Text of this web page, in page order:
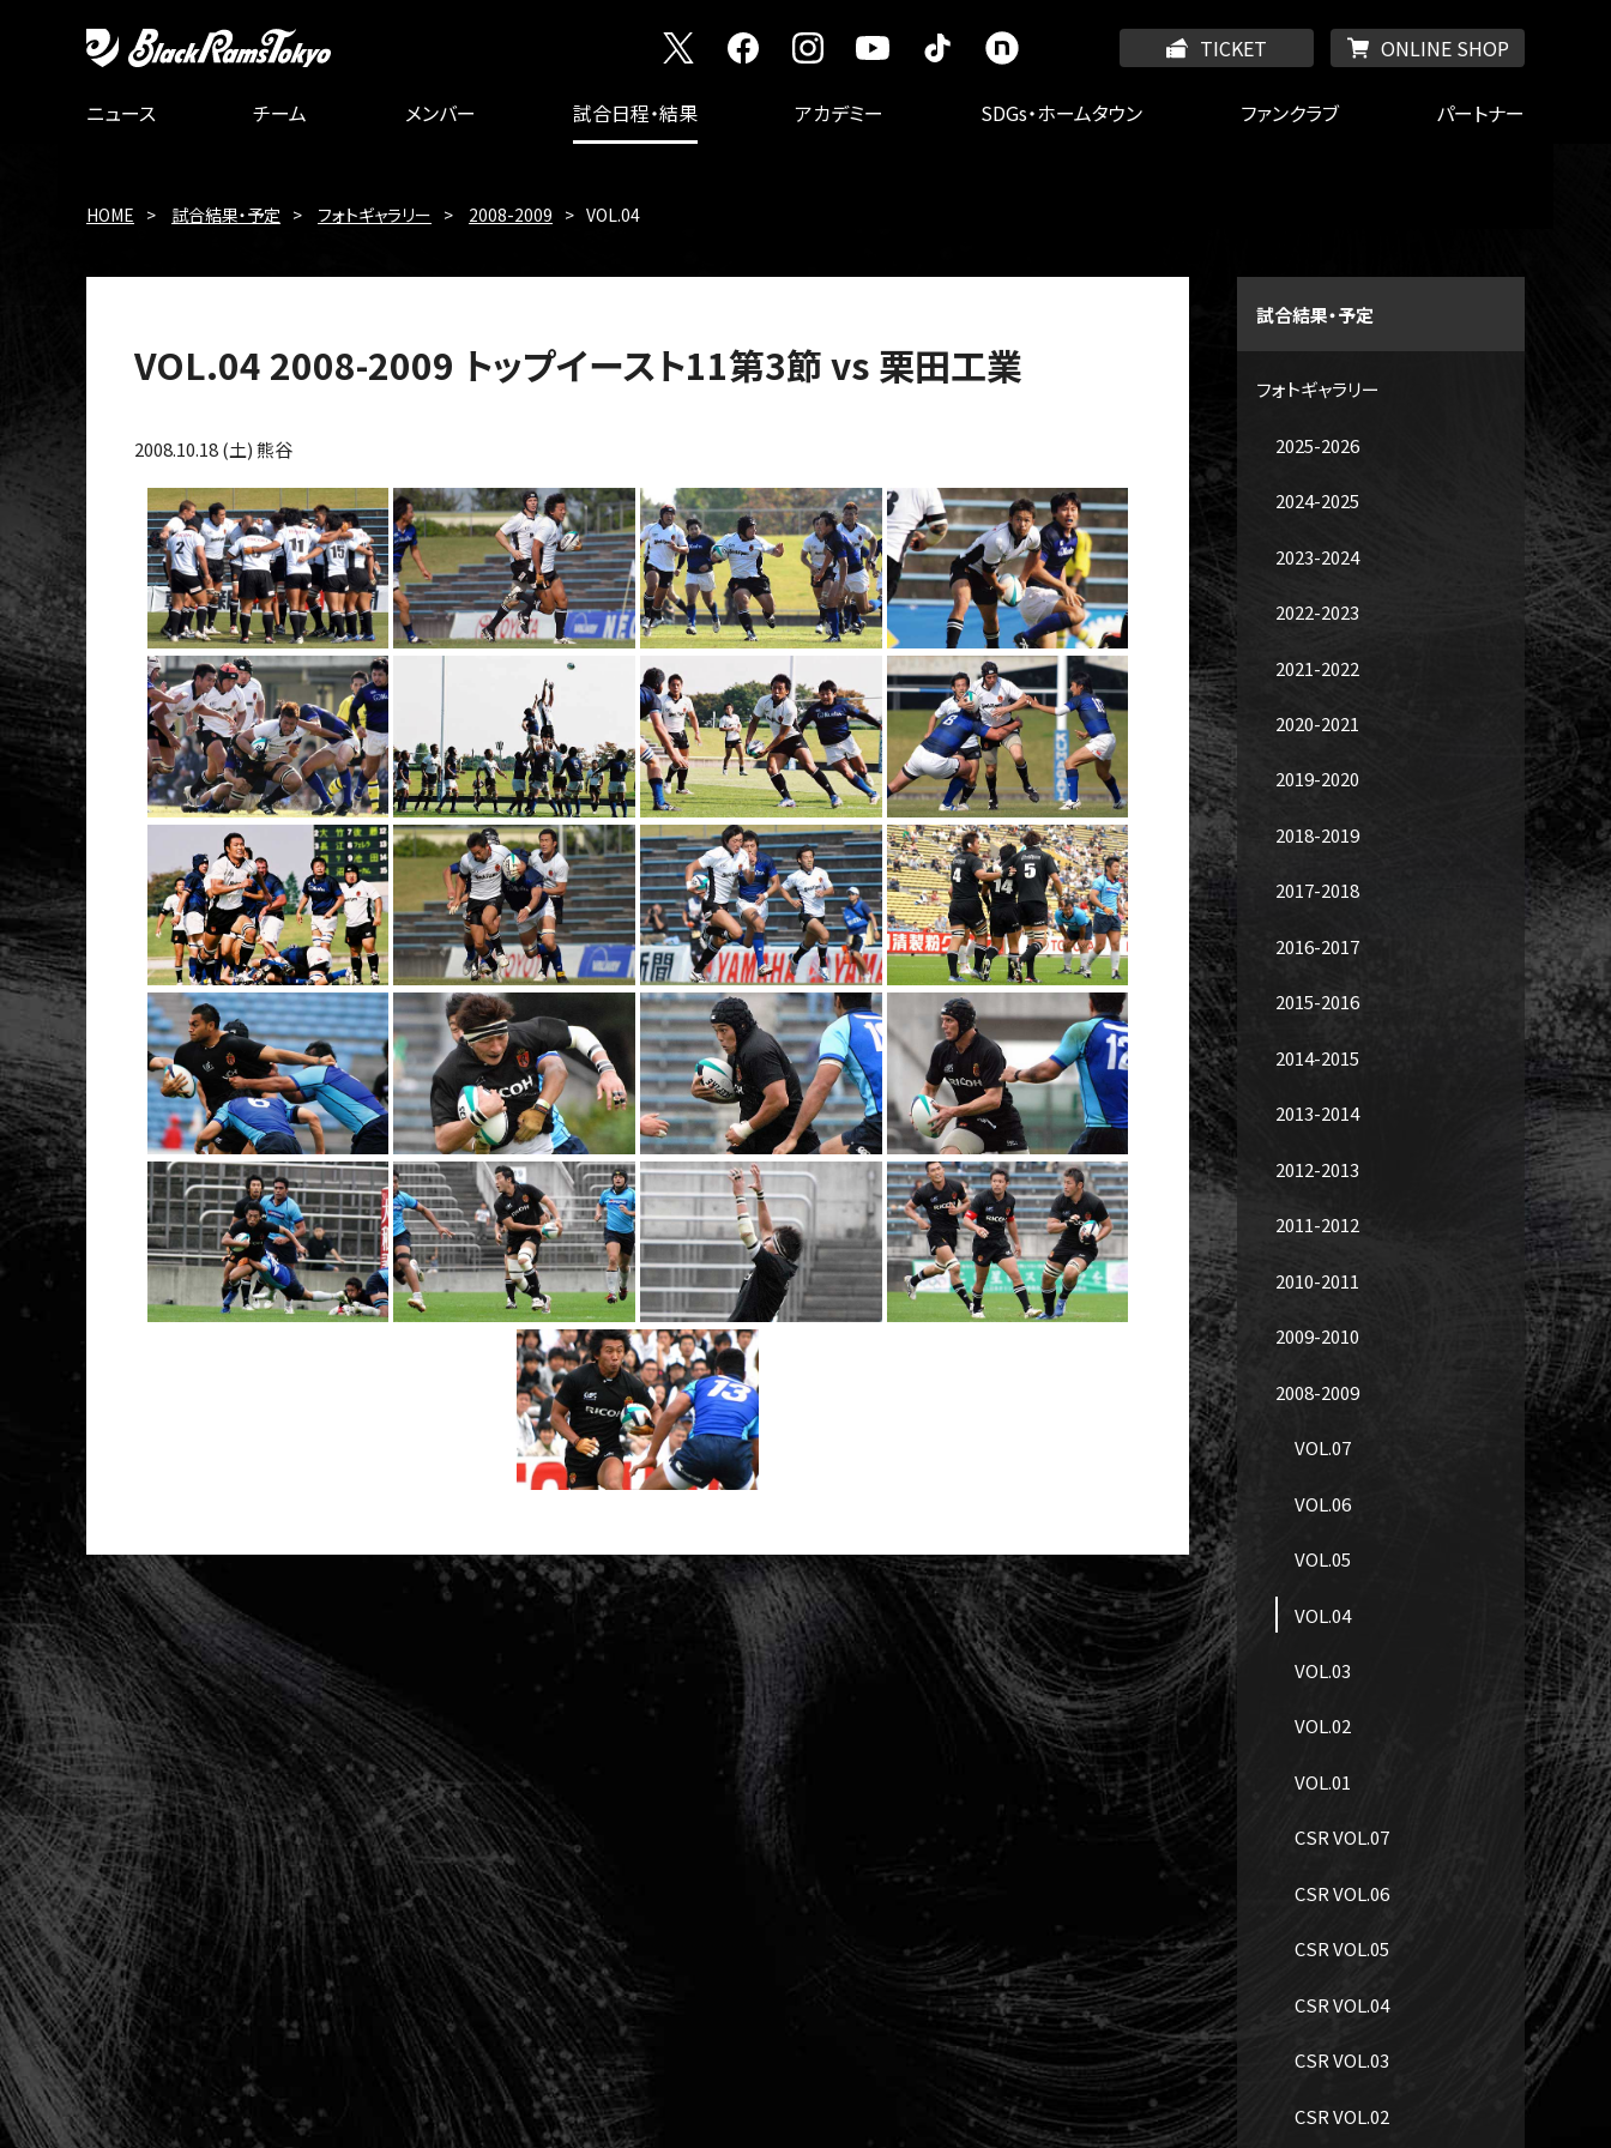
TICKET ONLINE SHOP
ニュース チーム メンバー 試合日程・結果 アカデミー SDGs・ホームタウン ファンクラブ パートナー
HOME 試合結果・予定 フォトギャラリー 2008-2009 VOL.04
VOL.04 2008-2009 トップイースト11第3節 vs 栗田工業
2008.10.18 (土) 熊谷
試合結果・予定
フォトギャラリー
2025-2026
2024-2025
2023-2024
2022-2023
2021-2022
2020-2021
2019-2020
2018-2019
2017-2018
2016-2017
2015-2016
2014-2015
2013-2014
2012-2013
2011-2012
2010-2011
2009-2010
2008-2009
VOL.07
VOL.06
VOL.05
VOL.04
VOL.03
VOL.02
VOL.01
CSR VOL.07
CSR VOL.06
CSR VOL.05
CSR VOL.04
CSR VOL.03
CSR VOL.02